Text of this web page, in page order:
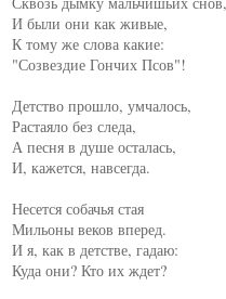
И были они как живые,
К тому же слова какие:
"Созвездие Гончих Псов"!
Детство прошло, умчалось,
Растаяло без следа,
А песня в душе осталась,
И, кажется, навсегда.
Несется собачья стая
Мильоны веков вперед.
И я, как в детстве, гадаю:
Куда они? Кто их ждет?